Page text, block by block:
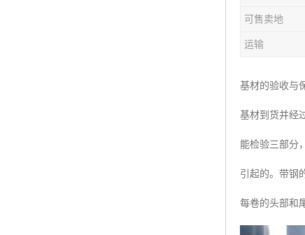
可售卖地
运输
基材的验收与
基材到货并经
能检验三部分
引起的。带钢
每卷的头部和